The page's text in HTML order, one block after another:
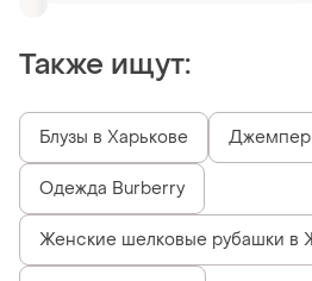
Похожие товары